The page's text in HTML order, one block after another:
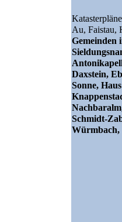
Au, Faistau,
Gemeinden
Daxstein,
Sonne,
Schmidt-
Würmbach,